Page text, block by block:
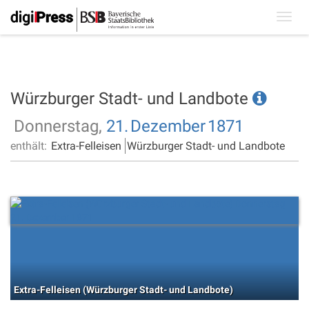
Würzburger Stadt- und Landbote
Donnerstag, 21. Dezember1871
enthält: Extra-Felleisen Würzburger Stadt- und Landbote
Extra-Felleisen (Würzburger Stadt- und Landbote)